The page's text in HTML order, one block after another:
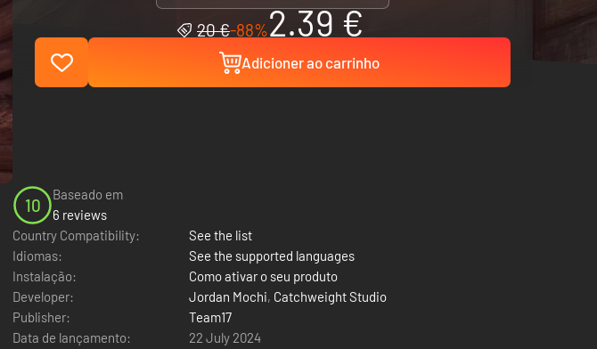
20 €-88%2.39 €
Adicioner ao carrinho
10
Baseado em
6 reviews
Country Compatibility:
See the list
Idiomas:
See the supported languages
Instalação:
Como ativar o seu produto
Developer:
Jordan Mochi, Catchweight Studio
Publisher:
Team17
Data de lançamento:
22 July 2024